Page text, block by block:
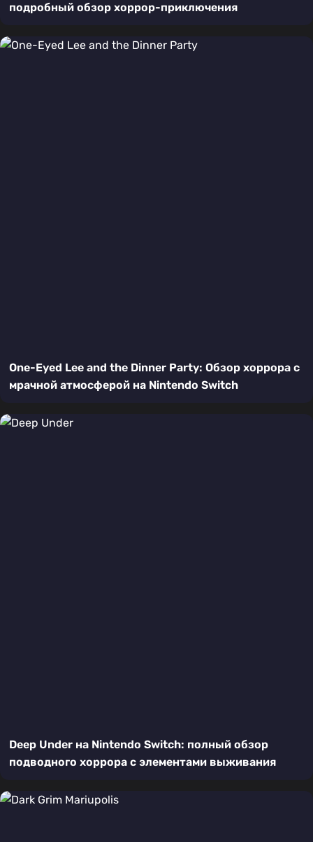
подробный обзор хоррор-приключения
One-Eyed Lee and the Dinner Party: Обзор хоррора с
мрачной атмосферой на Nintendo Switch
Deep Under на Nintendo Switch: полный обзор
подводного хоррора с элементами выживания